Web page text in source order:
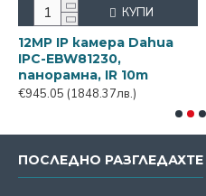
12MP IP камера Dahua
IPC-EBW81230,
панорамна, IR 10m
€945.05 (1848.37лв.)
КУПИ
ПОСЛЕДНО РАЗГЛЕДАХТЕ